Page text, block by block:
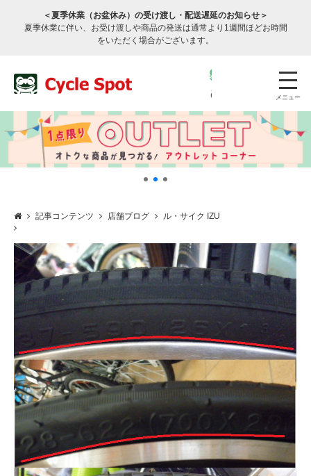
＜夏季休業（お盆休み）の受け渡し・配送遅延のお知らせ＞
夏季休業に伴い、お受け渡しや商品の発送は通常より1週間ほどお時間
をいただく場合がございます。
メニュー
サービスのご案内
サービス全般
修理・メンテナンス工賃
盗難保証
SpotMateログイン
記事コンテンツ 店舗ブログ ル・サイク IZU